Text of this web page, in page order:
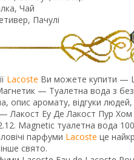
Чай
Пачулі
Lacoste Ви можете купити —
— Туалетна вода з
опис аромату, відгуки
Еу Де Лакост Пур Хом
Magnetic туалетна вода
парфуми Lacoste це
свято.